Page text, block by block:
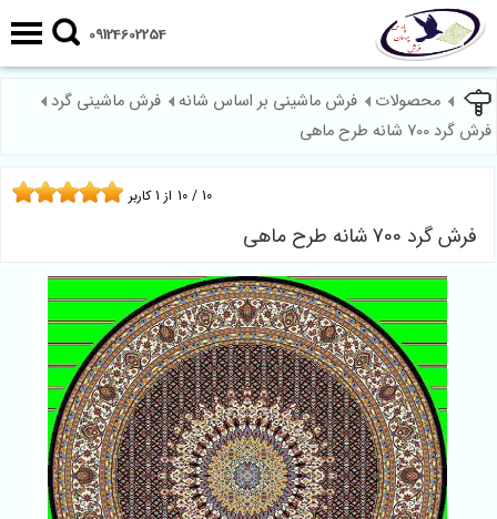
09124602254
محصولات فرش ماشینی بر اساس شانه
فرش ماشینی گرد
فرش گرد 700 شانه طرح ماهی
فرش گرد 700 شانه طرح ماهی
10 / 10 از 1کاربر